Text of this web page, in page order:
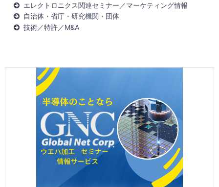
エレクトロニクス関連セミナー／マーケティング情報
自治体・省庁・研究機関・団体
技術／特許／M&A